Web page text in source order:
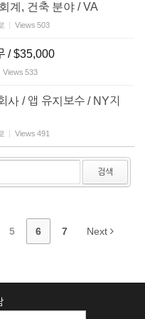
계, 건축 분야 / VA
Views 503
/ $35,000
Views 533
사 / 앱 유지보수 / NY지
Views 491
검색
5 6 7 Next